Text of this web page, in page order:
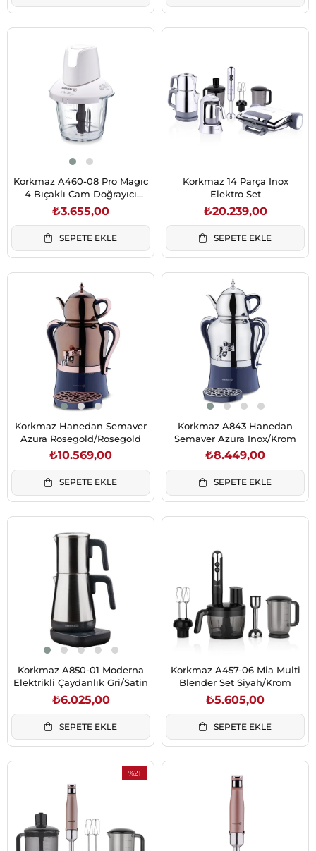
Korkmaz A460-08 Pro Magıc
4 Bıçaklı Cam Doğrayıcı
Vanilya/Krom
₺3.655,00
SEPETE EKLE
Korkmaz 14 Parça Inox
Elektro Set
₺20.239,00
SEPETE EKLE
Korkmaz Hanedan Semaver
Azura Rosegold/Rosegold
₺10.569,00
SEPETE EKLE
Korkmaz A843 Hanedan
Semaver Azura Inox/Krom
₺8.449,00
SEPETE EKLE
Korkmaz A850-01 Moderna
Elektrikli Çaydanlık Gri/Satin
₺6.025,00
SEPETE EKLE
Korkmaz A457-06 Mia Multi
Blender Set Siyah/Krom
₺5.605,00
SEPETE EKLE
%21